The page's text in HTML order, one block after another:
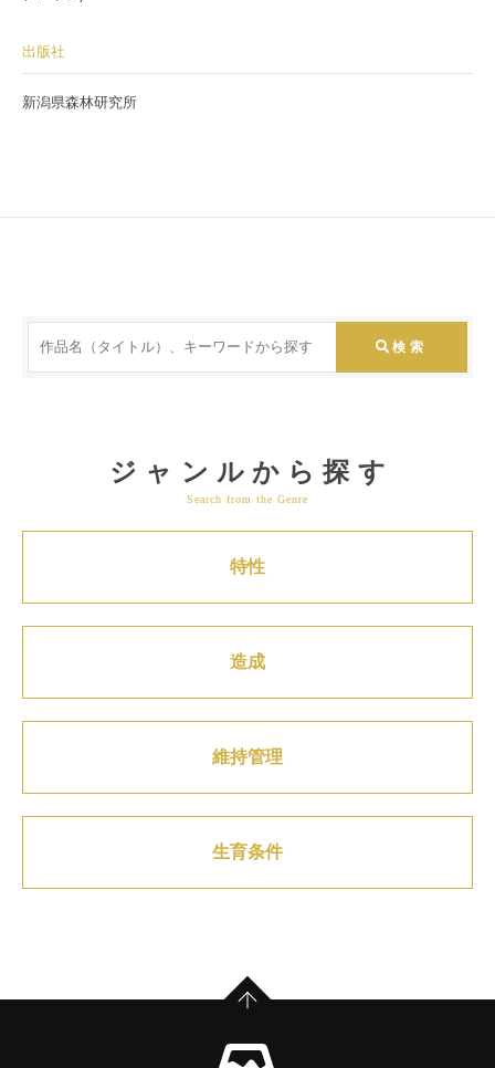
出版社
新潟県森林研究所
ジャンルから探す
Search from the Genre
特性
造成
維持管理
生育条件